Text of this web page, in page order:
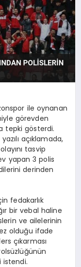
ile oynanan
görevden
tepki gösterdi.
açıklamada,
tasvip
yapan 3 polis
derinden
fedakarlık
bir vebal haline
ve ailelerinin
olduğu ifade
çıkarması
istendi.